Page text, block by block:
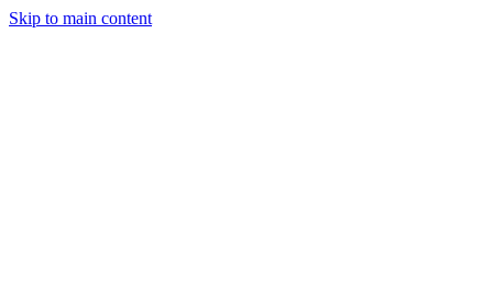
Skip to main content